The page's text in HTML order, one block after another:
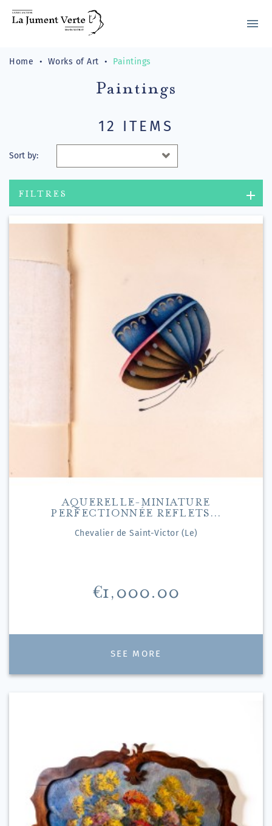
menu
Home Works of Art Paintings
Paintings
12 ITEMS
Sort by:
FILTRES
AQUERELLE-MINIATURE
PERFECTIONNÉE REFLETS...
Chevalier de Saint-Victor (Le)
Price
€1,000.00
SEE MORE